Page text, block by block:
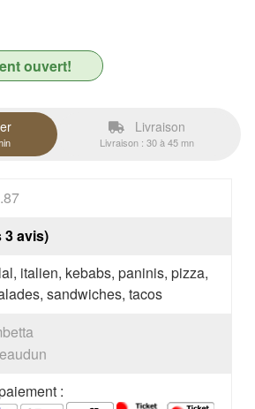
ouvert!
Livraison
Livraison : 30 à 45 mn
3 avis)
italien, kebabs, paninis, pizza,
sandwiches, tacos
: